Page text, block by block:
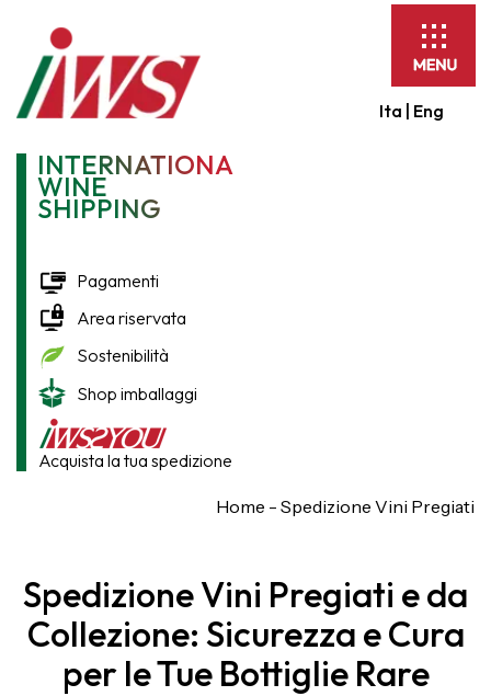
Ita | Eng
INTERNATIONAL
WINE
SHIPPING
Pagamenti
Area riservata
Sostenibilità
Shop imballaggi
Acquista la tua spedizione
Espandi
barra
di
Home - Spedizione Vini Pregiati
Spedizione Vini Pregiati e da
Collezione: Sicurezza e Cura
per le Tue Bottiglie Rare